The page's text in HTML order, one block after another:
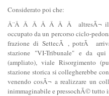
Considerato poi che:
Â¨Â Â Â Â Â Â Â altresÃ¬ il
occupato da un percorso ciclo-
frazione di SettecÃ , potrÃ
stazione "VI-Tribunale" e da qui
(ampliato), viale Risorgimento
stazione storica si collegherebbe
venendo cosÃ¬ a realizzare un
inimmaginabile e pressochÃ© tutto